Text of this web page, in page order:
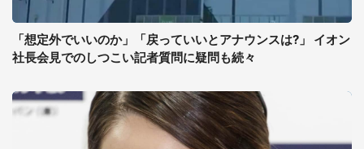
「想定外でいいのか」「戻っていいとアナウンスは?」 イオン
社長会見でのしつこい記者質問に疑問も続々